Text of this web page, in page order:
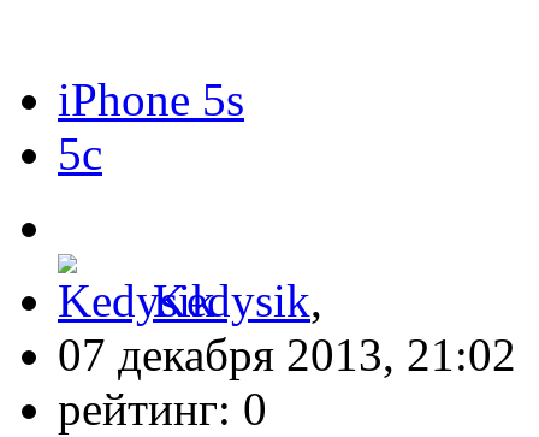
iPhone 5s
5c
Kedysik,
07 декабря 2013, 21:02
рейтинг: 0